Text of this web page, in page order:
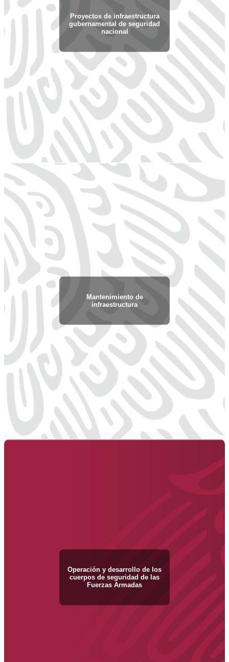
Proyectos de infraestructura
gubernamental de seguridad
nacional
Mantenimiento de
infraestructura
Operación y desarrollo de los
cuerpos de seguridad de las
Fuerzas Armadas